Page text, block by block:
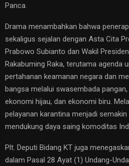
Panca.
Drama menambahkan bahwa
sekaligus sejalan dengan Asta Cita
Prabowo Subianto dan Wakil
Rakabuming Raka, terutama agenda
pertahanan keamanan negara dan
bangsa melalui swasembada
ekonomi hijau, dan ekonomi biru.
pelayanan karantina menjadi
mendukung daya saing komoditas
Plt. Deputi Bidang KT juga
dalam Pasal 28 Ayat (1) Undang-